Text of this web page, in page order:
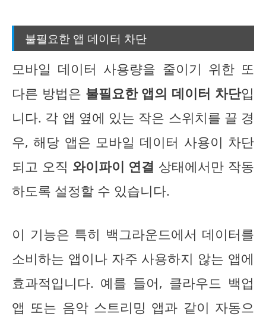
불필요한 앱 데이터 차단
모바일 데이터 사용량을 줄이기 위한 또
다른 방법은 불필요한 앱의 데이터 차단입
니다. 각 앱 옆에 있는 작은 스위치를 끌 경
우, 해당 앱은 모바일 데이터 사용이 차단
되고 오직 와이파이 연결 상태에서만 작동
하도록 설정할 수 있습니다.
이 기능은 특히 백그라운드에서 데이터를
소비하는 앱이나 자주 사용하지 않는 앱에
효과적입니다. 예를 들어, 클라우드 백업
앱 또는 음악 스트리밍 앱과 같이 자동으